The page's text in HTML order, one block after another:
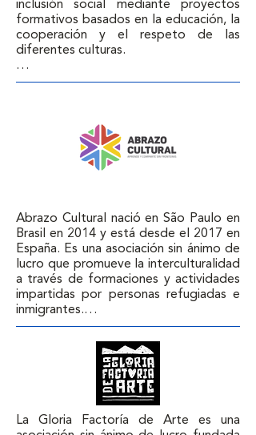
inclusión social mediante proyectos
formativos basados en la educación, la
cooperación y el respeto de las
diferentes culturas.
Lo hacen a través de diversas
en su adaptación a la sociedad vasca
hasta la promoción del intercambio
cultural entre personas de África,
Euskadi y el resto de Europa
Abrazo Cultural nació en São Paulo en
Brasil en 2014 y está desde el 2017 en
España. Es una asociación sin ánimo de
lucro que promueve la interculturalidad
a través de formaciones y actividades
impartidas por personas refugiadas e
inmigrantes.
Su misión es transformar los talentos y
conocimientos de las personas
migrantes en oportunidades de
aprendizaje intercultural, donde ellas
son protagonistas y comparten sus
culturas con la ciudadanía local,
potenciando la multiculturalidad,
La Gloria Factoría de Arte es una